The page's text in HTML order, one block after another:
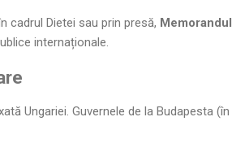
cadrul Dietei sau prin presă, Memorandul
internaționale.
Ungariei. Guvernele de la Budapesta (în